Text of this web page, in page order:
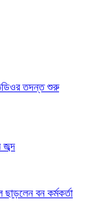
তদন্ত শুরু
বন কর্মকর্তা